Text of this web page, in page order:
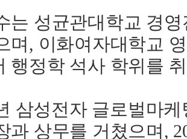
는 성균관대학교 경
며, 이화여자대학교
행정학 석사 학위를
삼성전자 글로벌마
과 상무를 거쳤으며,